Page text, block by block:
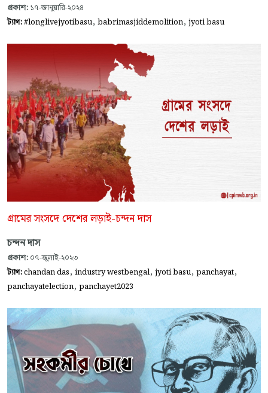
প্রকাশ: ১৭-জানুয়ারি-২০২৪
ট্যাগ:#longlivejyotibasu, babrimasjiddemolition, jyoti basu
গ্রামের সংসদে দেশের লড়াই-চন্দন দাস
চন্দন দাস
প্রকাশ: ০৭-জুলাই-২০২৩
ট্যাগ:chandan das, industry westbengal, jyoti basu, panchayat,
panchayatelection, panchayet2023